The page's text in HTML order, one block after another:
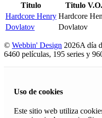
Titulo Titulo V.O.
Hardcore Henry Hardcore
Dovlatov
Dovlatov
© Webbin' Design 2026A día
6460 películas, 195 series y
Uso de cookies
Este sitio web utiliza